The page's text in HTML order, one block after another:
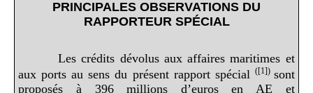
PRINCIPALES OBSERVATIONS DU
RAPPORTEUR SPÉCIAL
Les crédits dévolus aux affaires maritimes et
aux ports au sens du présent rapport spécial ([1]) sont
proposés à 396 millions d’euros en AE et